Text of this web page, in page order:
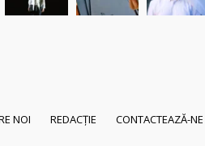
NOI REDACȚIE CONTACTEAZĂ-NE